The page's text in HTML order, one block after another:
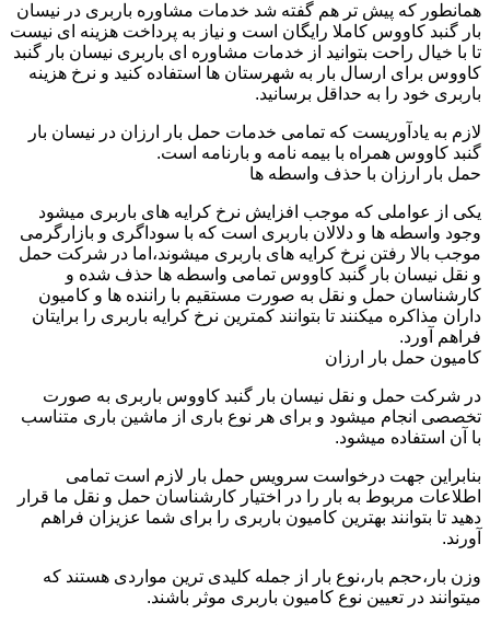
همانطور که پیش تر هم گفته شد خدمات مشاوره باربری در نیسان
بار گنبد کاووس کاملا رایگان است و نیاز به پرداخت هزینه ای نیست
تا با خیال راحت بتوانید از خدمات مشاوره ای باربری نیسان بار گنبد
کاووس برای ارسال بار به شهرستان ها استفاده کنید و نرخ هزینه
باربری خود را به حداقل برسانید.
لازم به یادآوریست که تمامی خدمات حمل بار ارزان در نیسان بار
گنبد کاووس همراه با بیمه نامه و بارنامه است.
حمل بار ارزان با حذف واسطه ها
یکی از عواملی که موجب افزایش نرخ کرایه های باربری میشود
وجود واسطه ها و دلالان باربری است که با سوداگری و بازارگرمی
موجب بالا رفتن نرخ کرایه های باربری میشوند،اما در شرکت حمل
و نقل نیسان بار گنبد کاووس تمامی واسطه ها حذف شده و
کارشناسان حمل و نقل به صورت مستقیم با راننده ها و کامیون
داران مذاکره میکنند تا بتوانند کمترین نرخ کرایه باربری را برایتان
فراهم آورد.
کامیون حمل بار ارزان
در شرکت حمل و نقل نیسان بار گنبد کاووس باربری به صورت
تخصصی انجام میشود و برای هر نوع باری از ماشین باری متناسب
با آن استفاده میشود.
بنابراین جهت درخواست سرویس حمل بار لازم است تمامی
اطلاعات مربوط به بار را در اختیار کارشناسان حمل و نقل ما قرار
دهید تا بتوانند بهترین کامیون باربری را برای شما عزیزان فراهم
آورند.
وزن بار،حجم بار،نوع بار از جمله کلیدی ترین مواردی هستند که
میتوانند در تعیین نوع کامیون باربری موثر باشند.